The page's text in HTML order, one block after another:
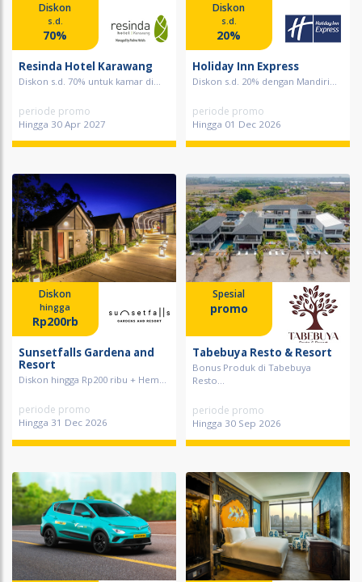
Diskon
s.d.
70%
Resinda Hotel Karawang
Diskon s.d. 70% untuk kamar di...
periode promo
Hingga 30 Apr 2027
Diskon
s.d.
20%
Holiday Inn Express
Diskon s.d. 20% dengan Mandiri...
periode promo
Hingga 01 Dec 2026
Diskon
hingga
Rp200rb
Sunsetfalls Gardena and
Resort
Diskon hingga Rp200 ribu + Hem...
periode promo
Hingga 31 Dec 2026
Spesial
promo
Tabebuya Resto & Resort
Bonus Produk di Tabebuya
Resto...
periode promo
Hingga 30 Sep 2026